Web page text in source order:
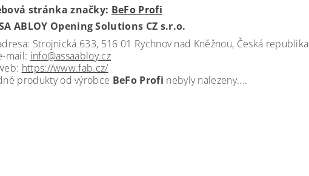
stránka značky: BeFo Profi
ABLOY Opening Solutions CZ s.r.o.
Strojnická 633, 516 01 Rychnov nad Kněžnou, Česká republika
mail: info@assaabloy.cz
https://www.fab.cz/
produkty od výrobce BeFo Profi nebyly nalezeny....